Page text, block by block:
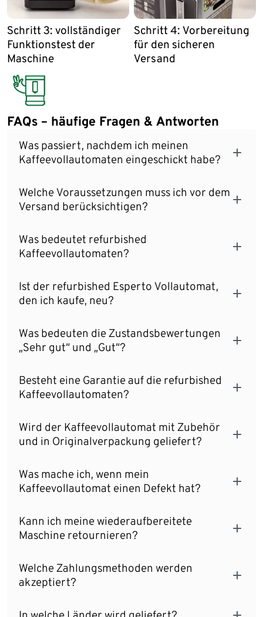
Schritt 3: vollständiger
Funktionstest der
Maschine
Schritt 4: Vorbereitung
für den sicheren
Versand
FAQs – häufige Fragen & Antworten
Was passiert, nachdem ich meinen
Kaffeevollautomaten eingeschickt habe?
Welche Voraussetzungen muss ich vor dem
Versand berücksichtigen?
Was bedeutet refurbished
Kaffeevollautomaten?
Ist der refurbished Esperto Vollautomat,
den ich kaufe, neu?
Was bedeuten die Zustandsbewertungen
„Sehr gut“ und „Gut“?
Besteht eine Garantie auf die refurbished
Kaffeevollautomaten?
Wird der Kaffeevollautomat mit Zubehör
und in Originalverpackung geliefert?
Was mache ich, wenn mein
Kaffeevollautomat einen Defekt hat?
Kann ich meine wiederaufbereitete
Maschine retournieren?
Welche Zahlungsmethoden werden
akzeptiert?